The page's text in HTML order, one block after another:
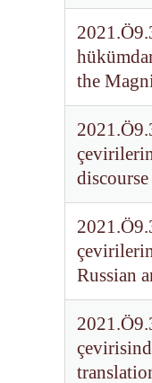
the
Russian